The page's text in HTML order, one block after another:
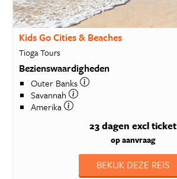
Kids Go Cities & Beaches
Tioga Tours
Bezienswaardigheden
Outer Banks
Savannah
Amerika
23 dagen excl ticket
op aanvraag
BEKIJK DEZE REIS